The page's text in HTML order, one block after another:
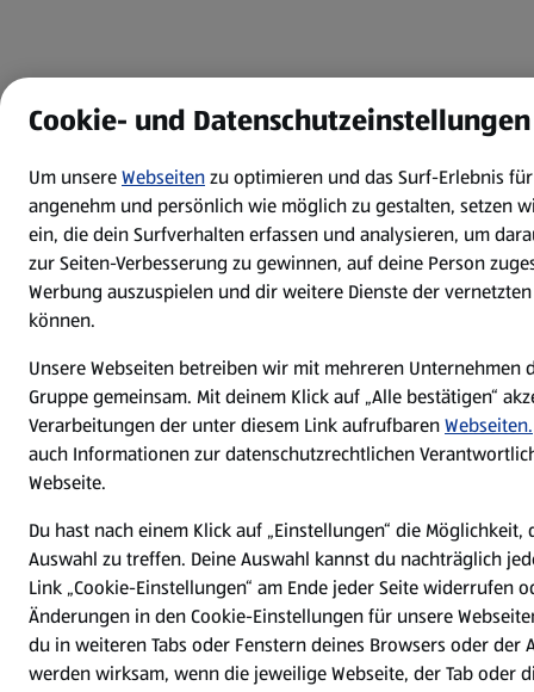
Cookie- und Datenschutzeinstellungen
Um unsereWebseitenzu optimieren und das Surf-Erlebnis
angenehm und persönlich wie möglich zu gestalten, setzen
ein, die dein Surfverhalten erfassen und analysieren, um
zur Seiten-Verbesserung zu gewinnen, auf deine Person
Werbung auszuspielen und dir weitere Dienste der
können.
Unsere Webseiten betreiben wir mit mehreren Unternehmen
Gruppe gemeinsam. Mit deinem Klick auf „Alle bestätigen“
Verarbeitungen der unter diesem Link aufrufbarenWebseiten.
auch Informationen zur datenschutzrechtlichen
Webseite.
Du hast nach einem Klick auf „Einstellungen“ die
Auswahl zu treffen. Deine Auswahl kannst du nachträglich
Link „Cookie-Einstellungen“ am Ende jeder Seite widerrufen
Änderungen in den Cookie-Einstellungen für unsere
du in weiteren Tabs oder Fenstern deines Browsers oder der
werden wirksam, wenn die jeweilige Webseite, der Tab oder